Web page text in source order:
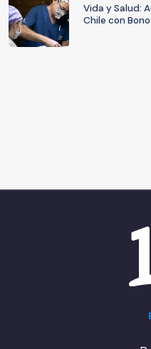
Vida y Salud:
Chile con Bono